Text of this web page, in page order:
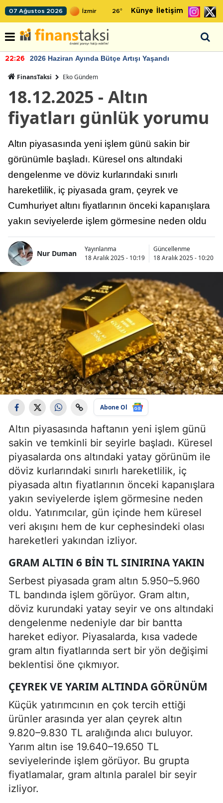
07 Ağustos 2026 26° Künye İletişim
22:26 2026 Haziran Ayında Bütçe Artışı Yaşandı
FinansTaksi Eko Gündem
18.12.2025 - Altın
fiyatları günlük yorumu
Altın piyasasında yeni işlem günü sakin bir
görünümle başladı. Küresel ons altındaki
dengelenme ve döviz kurlarındaki sınırlı
hareketlilik, iç piyasada gram, çeyrek ve
Cumhuriyet altını fiyatlarının önceki kapanışlara
yakın seviyelerde işlem görmesine neden oldu
Nur Duman
Yayınlanma
18 Aralık 2025 - 10:19
Güncellenme
18 Aralık 2025 - 10:20
Abone Ol
Altın piyasasında haftanın yeni işlem günü
sakin ve temkinli bir seyirle başladı. Küresel
piyasalarda ons altındaki yatay görünüm ile
döviz kurlarındaki sınırlı hareketlilik, iç
piyasada altın fiyatlarının önceki kapanışlara
yakın seviyelerde işlem görmesine neden
oldu. Yatırımcılar, gün içinde hem küresel
veri akışını hem de kur cephesindeki olası
hareketleri yakından izliyor.
GRAM ALTIN 6 BIN TL SINIRINA YAKIN
Serbest piyasada gram altın 5.950–5.960
TL bandında işlem görüyor. Gram altın,
döviz kurundaki yatay seyir ve ons altındaki
dengelenme nedeniyle dar bir bantta
hareket ediyor. Piyasalarda, kısa vadede
gram altın fiyatlarında sert bir yön değişimi
beklentisi öne çıkmıyor.
ÇEYREK VE YARIM ALTINDA GÖRÜNÜM
Küçük yatırımcının en çok tercih ettiği
ürünler arasında yer alan çeyrek altın
9.820–9.830 TL aralığında alıcı buluyor.
Yarım altın ise 19.640–19.650 TL
seviyelerinde işlem görüyor. Bu grupta
fiyatlamalar, gram altınla paralel bir seyir
izliyor.